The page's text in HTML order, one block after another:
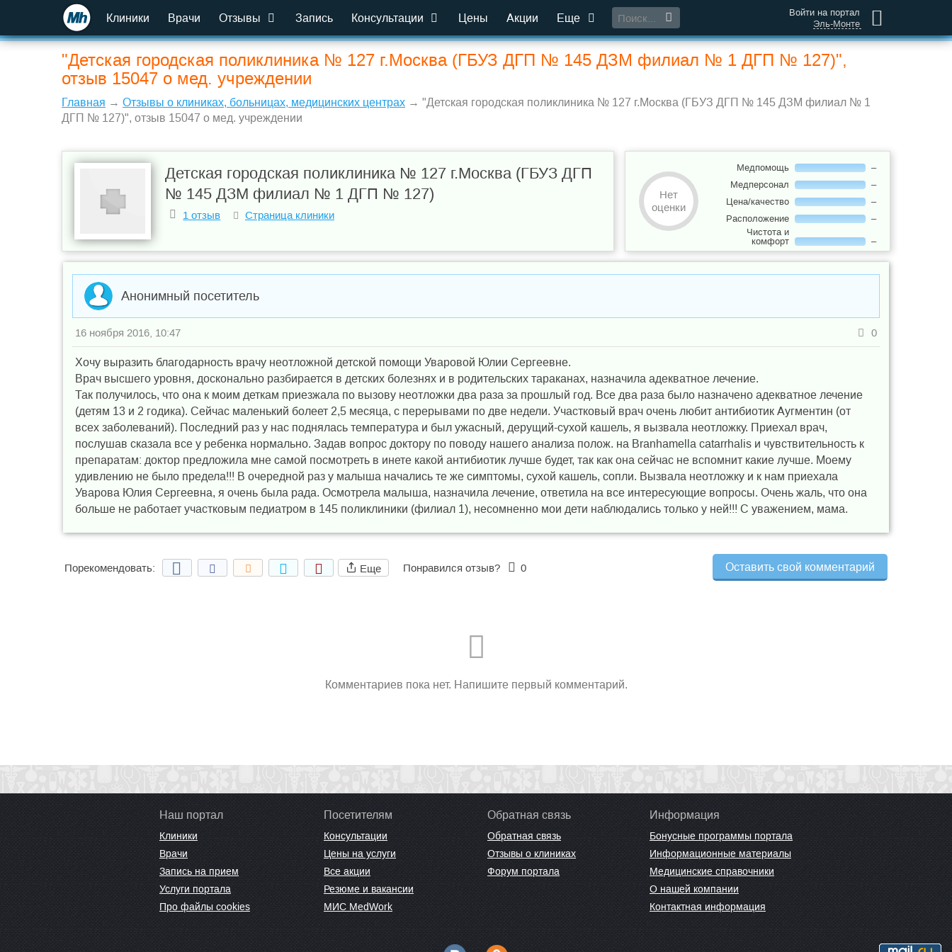
Клиники Врачи Отзывы Запись Консультации Цены Акции Еще
Войти на портал
Эль-Монте
"Детская городская поликлиника № 127 г.Москва (ГБУЗ ДГП № 145 ДЗМ филиал № 1 ДГП № 127)",
отзыв 15047 о мед. учреждении
Главная → Отзывы о клиниках, больницах, медицинских центрах → "Детская городская поликлиника № 127 г.Москва (ГБУЗ ДГП № 145 ДЗМ филиал № 1
ДГП № 127)", отзыв 15047 о мед. учреждении
Детская городская поликлиника № 127 г.Москва (ГБУЗ ДГП
№ 145 ДЗМ филиал № 1 ДГП № 127)
1 отзыв Страница клиники
Нет
оценки
Медпомощь
–
Медперсонал
–
Цена/качество
–
Расположение
–
Чистота и
комфорт
–
Анонимный посетитель
0
16 ноября 2016, 10:47
Хочу выразить благодарность врачу неотложной детской помощи Уваровой Юлии Сергеевне.
Врач высшего уровня, досконально разбирается в детских болезнях и в родительских тараканах, назначила адекватное лечение.
Так получилось, что она к моим деткам приезжала по вызову неотложки два раза за прошлый год. Все два раза было назначено адекватное лечение
(детям 13 и 2 годика). Сейчас маленький болеет 2,5 месяца, с перерывами по две недели. Участковый врач очень любит антибиотик Аугментин (от
всех заболеваний). Последний раз у нас поднялась температура и был ужасный, дерущий-сухой кашель, я вызвала неотложку. Приехал врач,
послушав сказала все у ребенка нормально. Задав вопрос доктору по поводу нашего анализа полож. на Branhamella catarrhalis и чувствительность к
препаратам: доктор предложила мне самой посмотреть в инете какой антибиотик лучше будет, так как она сейчас не вспомнит какие лучше. Моему
удивлению не было предела!!! В очередной раз у малыша начались те же симптомы, сухой кашель, сопли. Вызвала неотложку и к нам приехала
Уварова Юлия Сергеевна, я очень была рада. Осмотрела малыша, назначила лечение, ответила на все интересующие вопросы. Очень жаль, что она
больше не работает участковым педиатром в 145 поликлиники (филиал 1), несомненно мои дети наблюдались только у ней!!! С уважением, мама.
Оставить свой комментарий
Порекомендовать: Еще Понравился отзыв? 0
Комментариев пока нет. Напишите первый комментарий.
Наш портал
Клиники
Врачи
Запись на прием
Услуги портала
Про файлы cookies
Посетителям
Консультации
Цены на услуги
Все акции
Резюме и вакансии
МИС MedWork
Обратная связь
Обратная связь
Отзывы о клиниках
Форум портала
Информация
Бонусные программы портала
Информационные материалы
Медицинские справочники
О нашей компании
Контактная информация